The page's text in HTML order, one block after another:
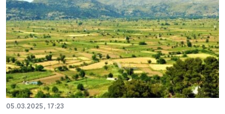
05.03.2025, 17:23